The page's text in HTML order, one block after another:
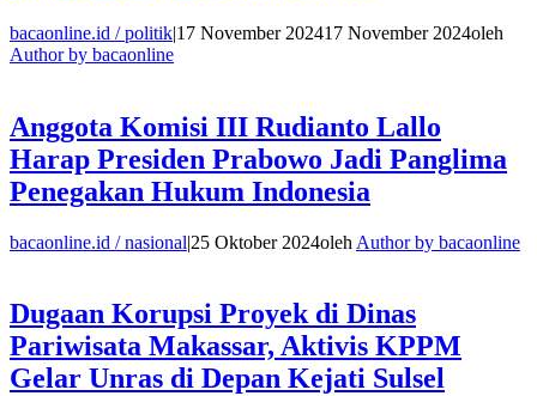
bacaonline.id / politik|17 November 202417 November 2024oleh
Author by bacaonline
Anggota Komisi III Rudianto Lallo
Harap Presiden Prabowo Jadi Panglima
Penegakan Hukum Indonesia
bacaonline.id / nasional|25 Oktober 2024oleh Author by bacaonline
Dugaan Korupsi Proyek di Dinas
Pariwisata Makassar, Aktivis KPPM
Gelar Unras di Depan Kejati Sulsel